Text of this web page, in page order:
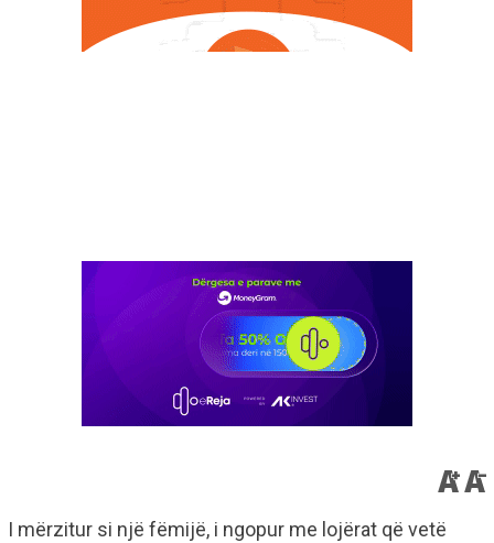
I mërzitur si një fëmijë, i ngopur me lojërat që vetë